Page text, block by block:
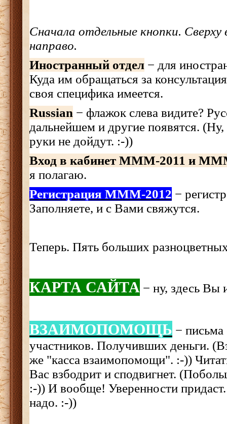
Сначала отдельные кнопки. Сверху
направо.
Иностранный отдел − для
Куда им обращаться за
своя специфика имеется.
Russian − флажок слева видите?
дальнейшем и другие появятся.
руки не дойдут. :-))
Вход в кабинет МММ-2011 и
я полагаю.
Регистрация МММ-2012 −
Заполняете, и с Вами свяжутся.
Теперь. Пять больших
КАРТА САЙТА − ну, здесь Вы
ВЗАИМОПОМОЩЬ − письма
участников. Получивших деньги.
же "касса взаимопомощи". :-))
Вас взбодрит и сподвигнет.
:-)) И вообще! Уверенности
надо. :-))